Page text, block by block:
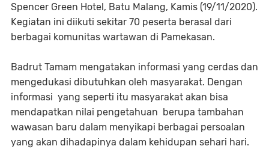
Spencer Green Hotel, Batu Malang, Kamis (19/11/2020).
Kegiatan ini diikuti sekitar 70 peserta berasal dari
berbagai komunitas wartawan di Pamekasan.
Badrut Tamam mengatakan informasi yang cerdas dan
mengedukasi dibutuhkan oleh masyarakat. Dengan
informasi yang seperti itu masyarakat akan bisa
mendapatkan nilai pengetahuan berupa tambahan
wawasan baru dalam menyikapi berbagai persoalan
yang akan dihadapinya dalam kehidupan sehari hari.